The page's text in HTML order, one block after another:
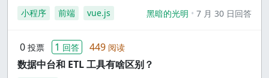
小程序 前端 vue.js 黑暗的光明 7 月 30 日回答
0 投票 1 回答 449 阅读
数据中台和 ETL 工具有啥区别？